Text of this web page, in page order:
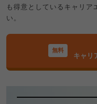
も得意としているキャリア
い。
キャリ